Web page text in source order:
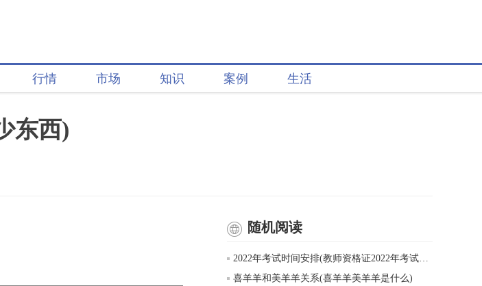
行情 市场 知识 案例 生活
东西)
随机阅读
2022年考试时间安排(教师资格证2022年考试时间表)
喜羊羊和美羊羊关系(喜羊羊美羊羊是什么)